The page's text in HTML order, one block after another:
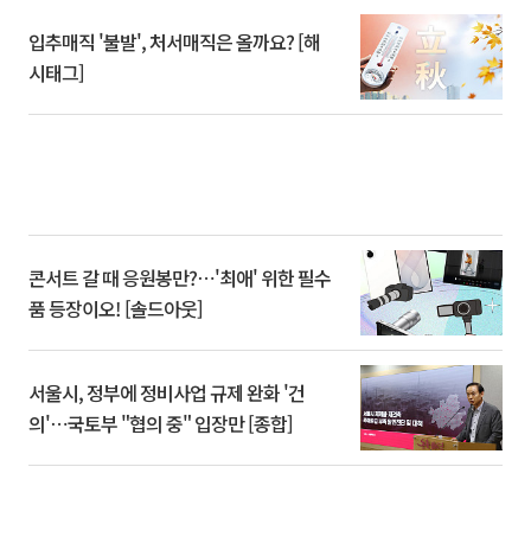
입추매직 '불발', 처서매직은 올까요? [해
시태그]
콘서트 갈 때 응원봉만?⋯'최애' 위한 필수
품 등장이오! [솔드아웃]
서울시, 정부에 정비사업 규제 완화 '건
의'⋯국토부 "협의 중" 입장만 [종합]